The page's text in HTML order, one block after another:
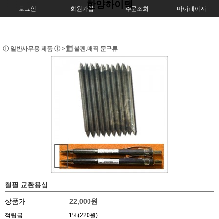
로그인 회원가입 주문조회 마이페이지
한양하이텍
ⓛ 일반사무용 제품 ⓛ > ▦ 볼펜.매직 문구류
철필 교환용심
상품가 22,000원
적립금 1%(220원)